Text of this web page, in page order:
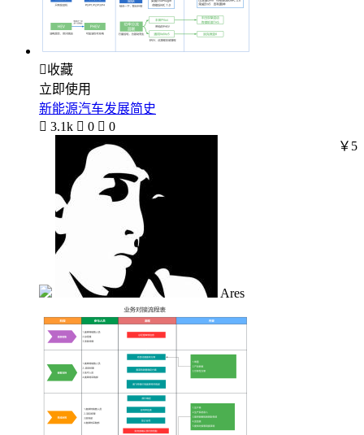
收藏
立即使用
新能源汽车发展简史
 3.1k  0  0
Ares
￥5